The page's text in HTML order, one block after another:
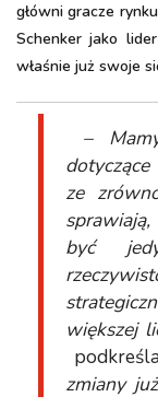
główni gracze
Schenker jako
właśnie już swoje
–
ze
być
większej
zmiany